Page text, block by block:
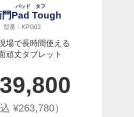
Pad Tough
パッド タフ
型番：KPG02
場で長時間使える
頑丈タブレット
込 ¥263,780）